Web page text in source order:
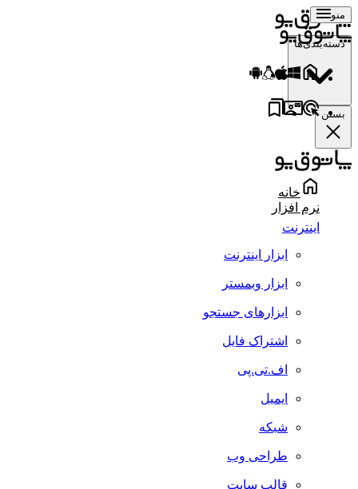
منو
دسته‌بندی‌ها
بستن
خانه
نرم افزار
اینترنت
ابزار اینترنت
ابزار وبمستر
ابزارهای جستجو
اشتراک فایل
اف.تی.پی
ایمیل
شبکه
طراحی وب
قالب سایت